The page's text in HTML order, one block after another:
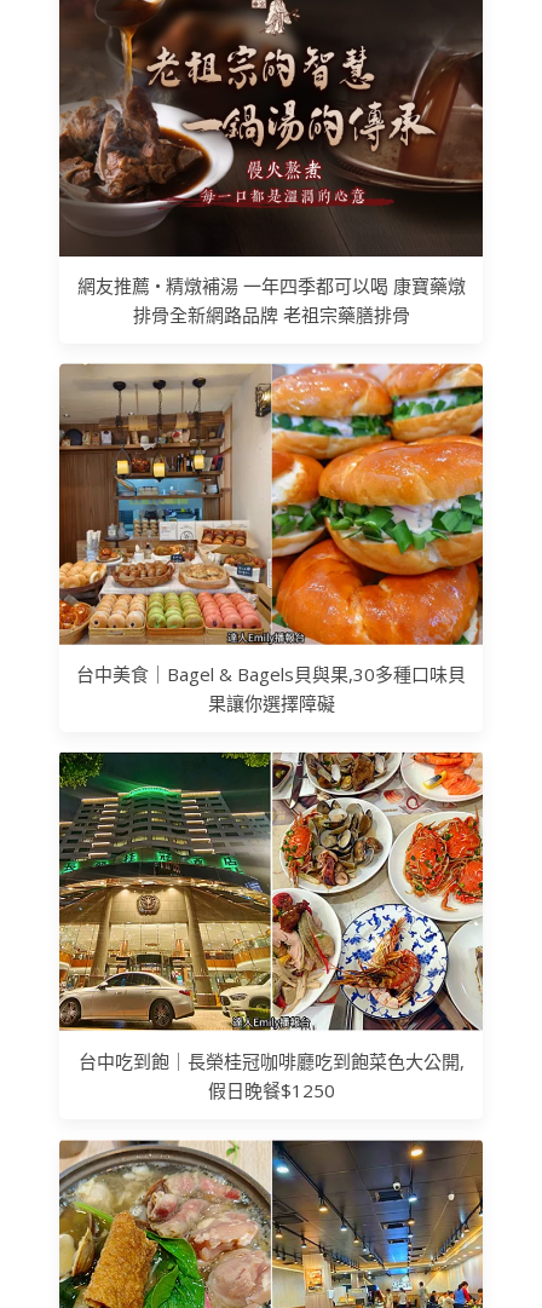
網友推薦 • 精燉補湯 一年四季都可以喝 康寶藥燉
排骨全新網路品牌 老祖宗藥膳排骨
台中美食｜Bagel & Bagels貝與果,30多種口味貝
果讓你選擇障礙
台中吃到飽｜長榮桂冠咖啡廳吃到飽菜色大公開,
假日晚餐$1250